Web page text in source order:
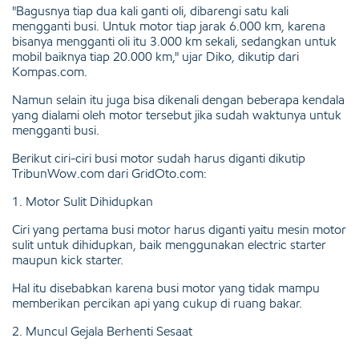
"Bagusnya tiap dua kali ganti oli, dibarengi satu kali
mengganti busi. Untuk motor tiap jarak 6.000 km, karena
bisanya mengganti oli itu 3.000 km sekali, sedangkan untuk
mobil baiknya tiap 20.000 km," ujar Diko, dikutip dari
Kompas.com.
Namun selain itu juga bisa dikenali dengan beberapa kendala
yang dialami oleh motor tersebut jika sudah waktunya untuk
mengganti busi.
Berikut ciri-ciri busi motor sudah harus diganti dikutip
TribunWow.com dari GridOto.com:
1. Motor Sulit Dihidupkan
Ciri yang pertama busi motor harus diganti yaitu mesin motor
sulit untuk dihidupkan, baik menggunakan electric starter
maupun kick starter.
Hal itu disebabkan karena busi motor yang tidak mampu
memberikan percikan api yang cukup di ruang bakar.
2. Muncul Gejala Berhenti Sesaat